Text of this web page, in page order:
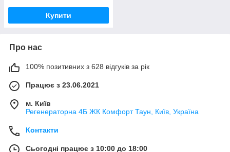
Купити
Про нас
100% позитивних з 628 відгуків за рік
Працює з 23.06.2021
м. Київ
Регенераторна 4Б ЖК Комфорт Таун, Київ, Україна
Контакти
Сьогодні працює з 10:00 до 18:00